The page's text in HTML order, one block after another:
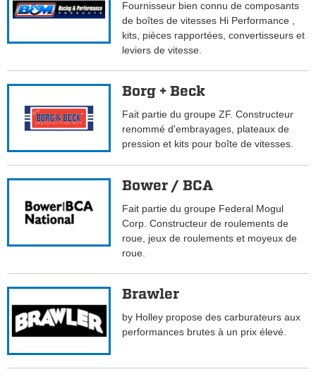
Fournisseur bien connu de composants
de boîtes de vitesses Hi Performance ,
kits, pièces rapportées, convertisseurs et
leviers de vitesse.
Borg + Beck
Fait partie du groupe ZF. Constructeur
renommé d'embrayages, plateaux de
pression et kits pour boîte de vitesses.
Bower / BCA
Fait partie du groupe Federal Mogul
Corp. Constructeur de roulements de
roue, jeux de roulements et moyeux de
roue.
Brawler
by Holley propose des carburateurs aux
performances brutes à un prix élevé.